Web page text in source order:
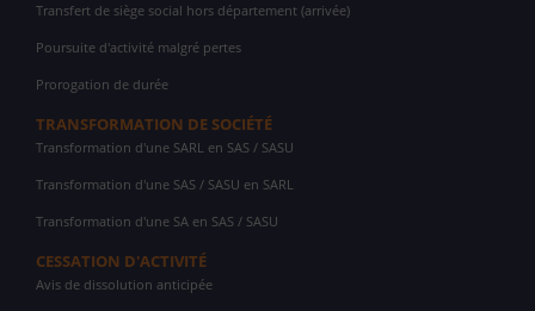
Transfert de siège social hors département (arrivée)
Poursuite d'activité malgré pertes
Prorogation de durée
TRANSFORMATION DE SOCIÉTÉ
Transformation d'une SARL en SAS / SASU
Transformation d'une SAS / SASU en SARL
Transformation d'une SA en SAS / SASU
CESSATION D'ACTIVITÉ
Avis de dissolution anticipée